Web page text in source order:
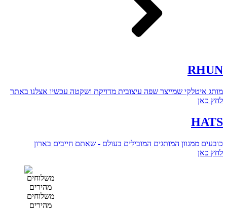
RHUN
מותג איטלקי שמייצר שפה עיצובית מדויקת ושקטה עכשיו אצלנו באתר
לחץ כאן
HATS
כובעים ממגוון המותגים המובילים בעולם - שאתם חייבים בארון
לחץ כאן
משלוחים
מהירים